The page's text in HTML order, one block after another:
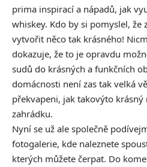
prima inspirací a nápadů, jak
whiskey. Kdo by si pomyslel, že
vytvořit něco tak krásného!
dokazuje, že to je opravdu
sudů do krásných a funkčních
domácnosti není zas tak velká
překvapeni, jak takovýto krásný
zahrádku.
Nyní se už ale společně
fotogalerie, kde naleznete
kterých můžete čerpat. Do